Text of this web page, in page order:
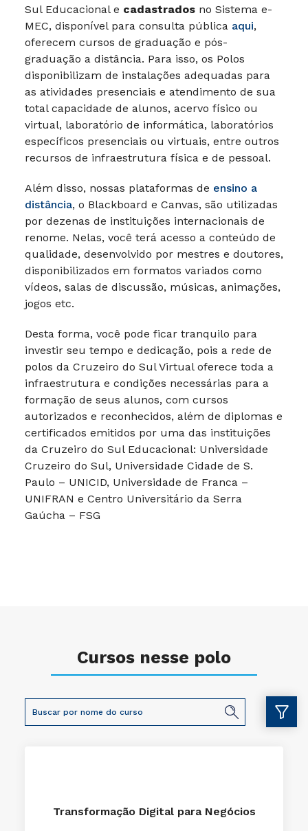
Sul Educacional e cadastrados no Sistema e-
MEC, disponível para consulta pública aqui,
oferecem cursos de graduação e pós-
graduação a distância. Para isso, os Polos
disponibilizam de instalações adequadas para
as atividades presenciais e atendimento de sua
total capacidade de alunos, acervo físico ou
virtual, laboratório de informática, laboratórios
específicos presenciais ou virtuais, entre outros
recursos de infraestrutura física e de pessoal.
Além disso, nossas plataformas de ensino a
distância, o Blackboard e Canvas, são utilizadas
por dezenas de instituições internacionais de
renome. Nelas, você terá acesso a conteúdo de
qualidade, desenvolvido por mestres e doutores,
disponibilizados em formatos variados como
vídeos, salas de discussão, músicas, animações,
jogos etc.
Desta forma, você pode ficar tranquilo para
investir seu tempo e dedicação, pois a rede de
polos da Cruzeiro do Sul Virtual oferece toda a
infraestrutura e condições necessárias para a
formação de seus alunos, com cursos
autorizados e reconhecidos, além de diplomas e
certificados emitidos por uma das instituições
da Cruzeiro do Sul Educacional: Universidade
Cruzeiro do Sul, Universidade Cidade de S.
Paulo – UNICID, Universidade de Franca –
UNIFRAN e Centro Universitário da Serra
Gaúcha – FSG
Cursos nesse polo
Transformação Digital para Negócios